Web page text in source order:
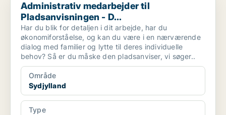
Administrativ medarbejder til
Pladsanvisningen - D...
Har du blik for detaljen i dit arbejde, har du
økonomiforståelse, og kan du være i en nærværende
dialog med familier og lytte til deres individuelle
behov? Så er du måske den pladsanviser, vi søger..
Område
Sydjylland
Type